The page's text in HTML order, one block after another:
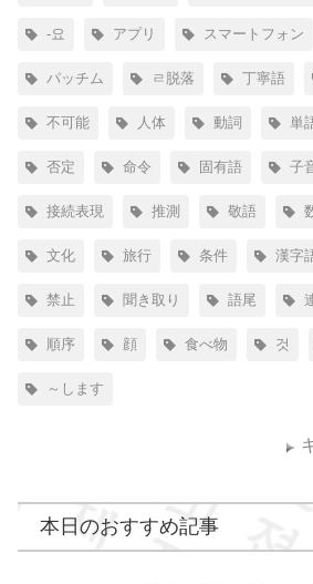
-요 アプリ スマートフォン
パッチム ㄹ脱落 丁寧語
不可能 人体 動詞 単
否定 命令 固有語 子
接続表現 推測 敬語
文化 旅行 条件 漢字
禁止 聞き取り 語尾
順序 顔 食べ物 것
～します
本日のおすすめ記事